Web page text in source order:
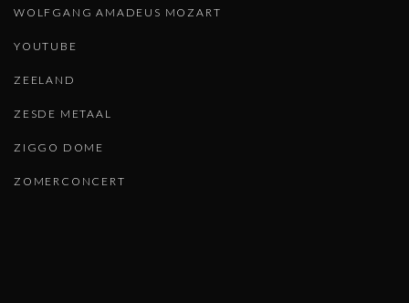
WOLFGANG AMADEUS MOZART
YOUTUBE
ZEELAND
ZESDE METAAL
ZIGGO DOME
ZOMERCONCERT